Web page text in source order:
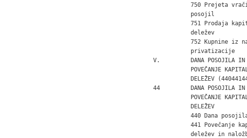
750 Prejeta
           posojil
751 Prodaja
           deležev
752 Kupnine iz
           privatizacije
V.         DANA
POVEČANJE
DELEŽEV
44         DANA
POVEČANJE
           DELEŽEV
440 Dana
441 Povečanje
deležev in